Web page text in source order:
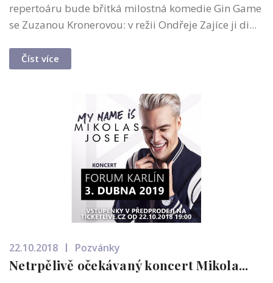
repertoáru bude břitká milostná komedie Gin Game
se Zuzanou Kronerovou: v režii Ondřeje Zajíce ji di...
Číst více
22.10.2018 Pozvánky
Netrpělivě očekávaný koncert Mikola...